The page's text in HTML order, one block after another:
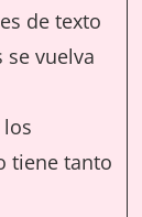
de texto
vuelva
tiene tanto